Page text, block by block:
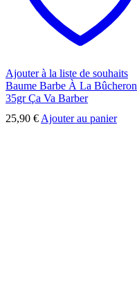
Ajouter à la liste de souhaits
Baume Barbe À La Bûcheron
35gr Ça Va Barber
25,90 € Ajouter au panier